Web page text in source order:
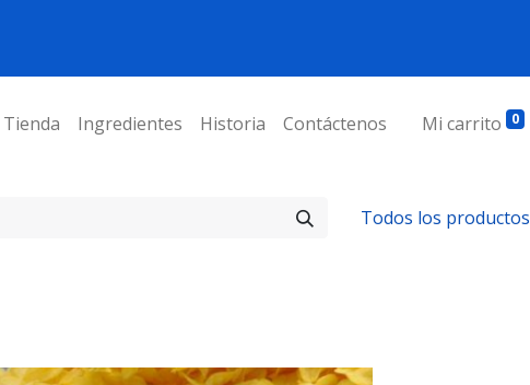
Tienda Ingredientes Historia Contáctenos Mi carrito 0
Todos los productos